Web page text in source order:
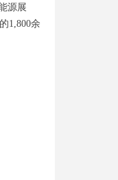
源展
1,800余